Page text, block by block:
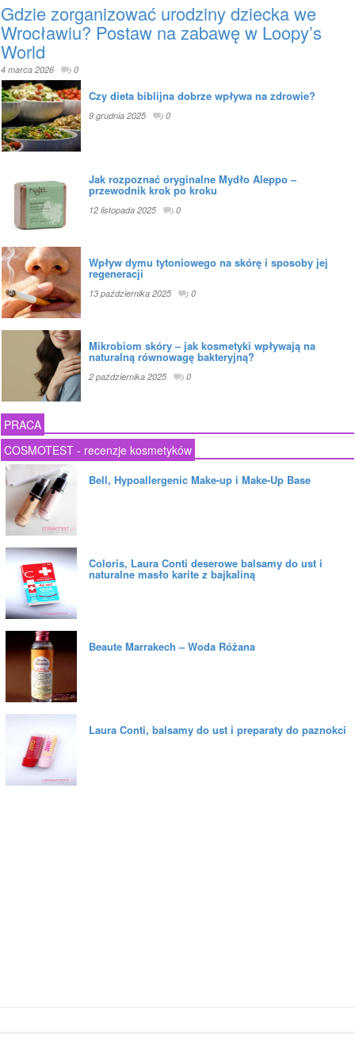
Gdzie zorganizować urodziny dziecka we
Wrocławiu? Postaw na zabawę w Loopy’s
World
4 marca 2026 0
Czy dieta biblijna dobrze wpływa na zdrowie?
9 grudnia 2025 0
Jak rozpoznać oryginalne Mydło Aleppo –
przewodnik krok po kroku
12 listopada 2025 0
Wpływ dymu tytoniowego na skórę i sposoby jej
regeneracji
13 października 2025 0
Mikrobiom skóry – jak kosmetyki wpływają na
naturalną równowagę bakteryjną?
2 października 2025 0
PRACA
COSMOTEST - recenzje kosmetyków
Bell, Hypoallergenic Make-up i Make-Up Base
Coloris, Laura Conti deserowe balsamy do ust i
naturalne masło karite z bajkaliną
Beaute Marrakech – Woda Różana
Laura Conti, balsamy do ust i preparaty do paznokci